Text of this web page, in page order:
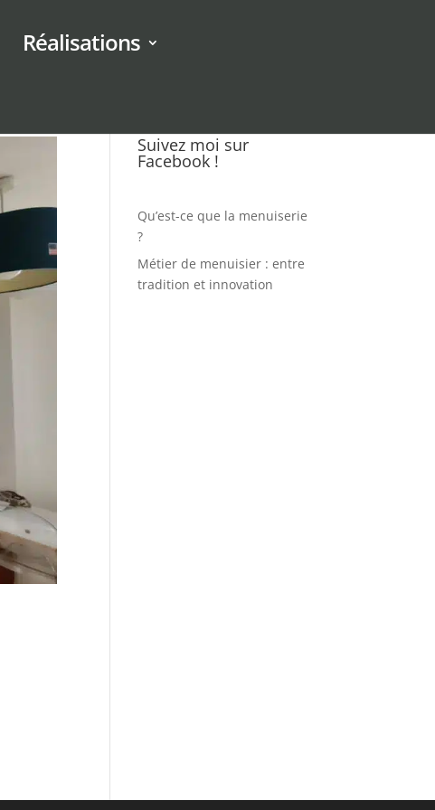
Réalisations
Suivez moi sur
Facebook !
Qu’est-ce que la menuiserie
?
Métier de menuisier : entre
tradition et innovation